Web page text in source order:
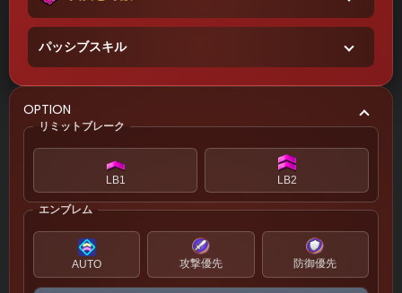
パッシブスキル
OPTION
リミットブレーク
LB1 LB2
エンブレム
AUTO 攻撃優先 防御優先